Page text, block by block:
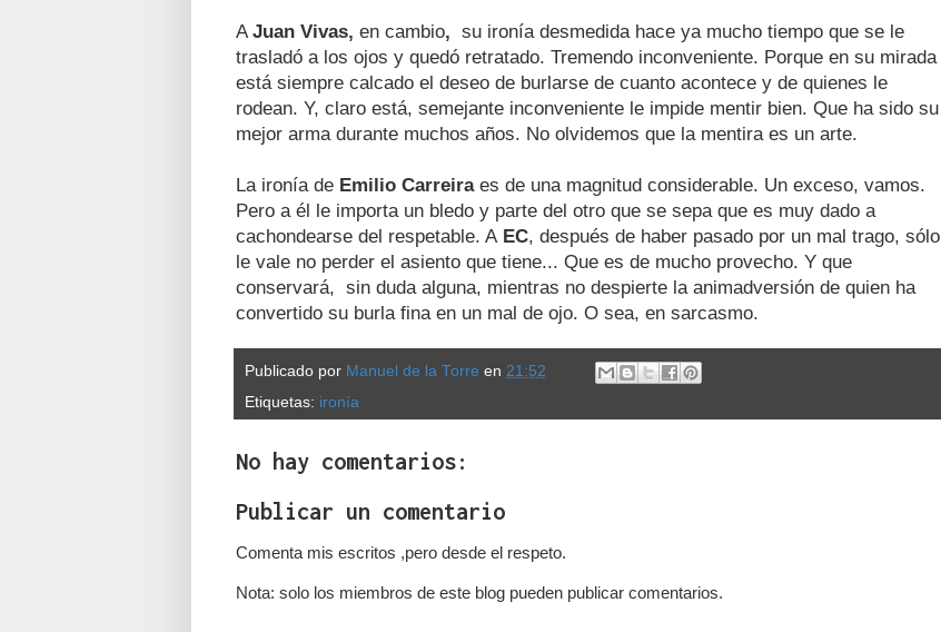
A Juan Vivas, en cambio,
su ironía desmedida hace ya mucho tiempo que se le
trasladó a los ojos y quedó retratado. Tremendo inconveniente. Porque en su mirada
está siempre calcado el deseo de burlarse de cuanto acontece y de quienes le
rodean. Y, claro está, semejante inconveniente le impide mentir bien. Que ha sido su
mejor arma durante muchos años. No olvidemos que la mentira es un arte.
La ironía de Emilio Carreiraes de una magnitud considerable. Un exceso, vamos.
Pero a él le importa un bledo y parte del otro que se sepa que es muy dado a
cachondearse del respetable. A EC, después de haber pasado por un mal trago, sólo
le vale no perder el asiento que tiene... Que es de mucho provecho. Y que
conservará, sin duda alguna, mientras no despierte la animadversión de quien ha
convertido su burla fina en un mal de ojo. O sea, en sarcasmo.
Publicado por Manuel de la Torre en 21:52
Etiquetas: ironía
No hay comentarios:
Publicar un comentario
Comenta mis escritos ,pero desde el respeto.
Nota: solo los miembros de este blog pueden publicar comentarios.